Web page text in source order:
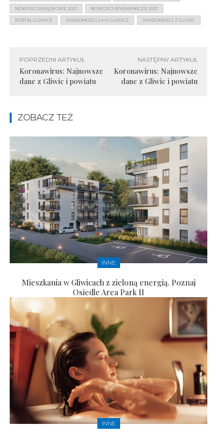
NOWOŚCI KSIĄŻKOWE 2021 NOWOŚCI WYDAWNICZE 2021
PORTAL GLIWICE WIADOMOŚCI 24 H GLIWICE WIADOMOŚCI Z GLIWIC
POPRZEDNI ARTYKUŁ
Koronawirus: Najnowsze
dane z Gliwic i powiatu
NASTĘPNY ARTYKUŁ
Koronawirus: Najnowsze
dane z Gliwic i powiatu
ZOBACZ TEŻ
INNE
Mieszkania w Gliwicach z zieloną energią. Poznaj
Osiedle Area Park II
INNE